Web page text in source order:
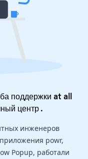
поддержки at all
центр.
инженеров
powr,
Popup, работали